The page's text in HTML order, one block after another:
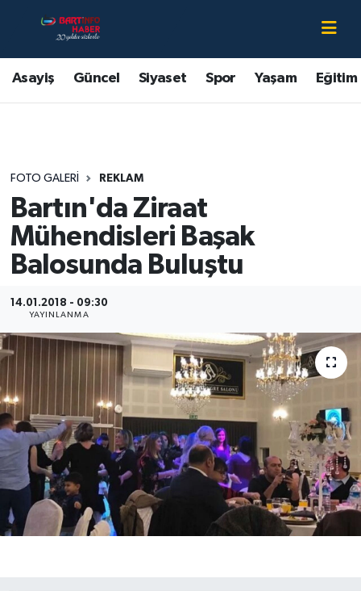
Asayiş Güncel Siyaset Spor Yaşam Eğitim
FOTO GALERI REKLAM
Bartın'da Ziraat
Mühendisleri Başak
Balosunda Buluştu
14.01.2018 - 09:30
YAYINLANMA
Asayiş
Bartın Hakkında
Eğitim
Ekonomi
Güncel
Kültür-Sanat
Magazin
Sağlık
Sinema
Sivil Toplum
Bartın Nöbetçi Eczaneler
Bartın Hava Durumu
Bartın Trafik Yoğunluk Haritası
Süper Lig Puan Durumu ve Fikstür
Tüm Manşetler
Son Dakika Haberleri
Haber Arşivi